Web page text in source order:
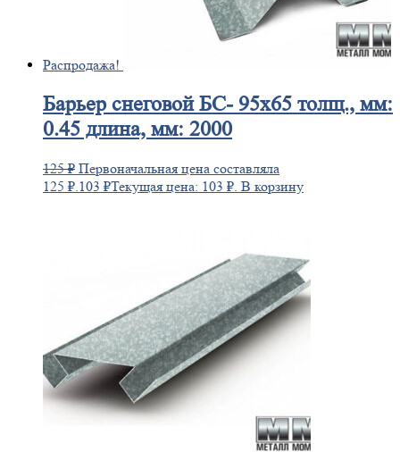
Распродажа!
Барьерснеговой БС- 95х65 толщ., мм:
0.45 длина, мм: 2000
125₽ Первоначальная цена составляла
125 ₽.103 ₽Текущая цена: 103 ₽. В корзину